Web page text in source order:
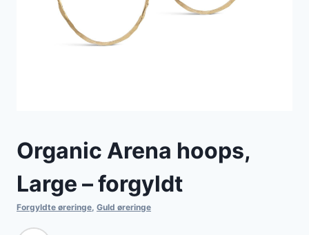
Organic Arena hoops,
Large – forgyldt
Forgyldte øreringe, Guld øreringe